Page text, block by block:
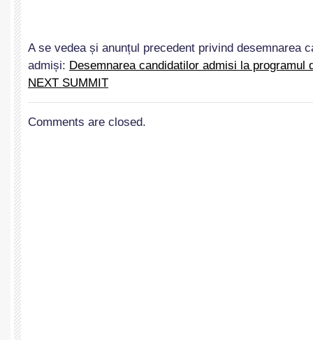
A se vedea și anunțul precedent privind desemnarea
admiși: Desemnarea candidatilor admisi la programul
NEXT SUMMIT
Comments are closed.